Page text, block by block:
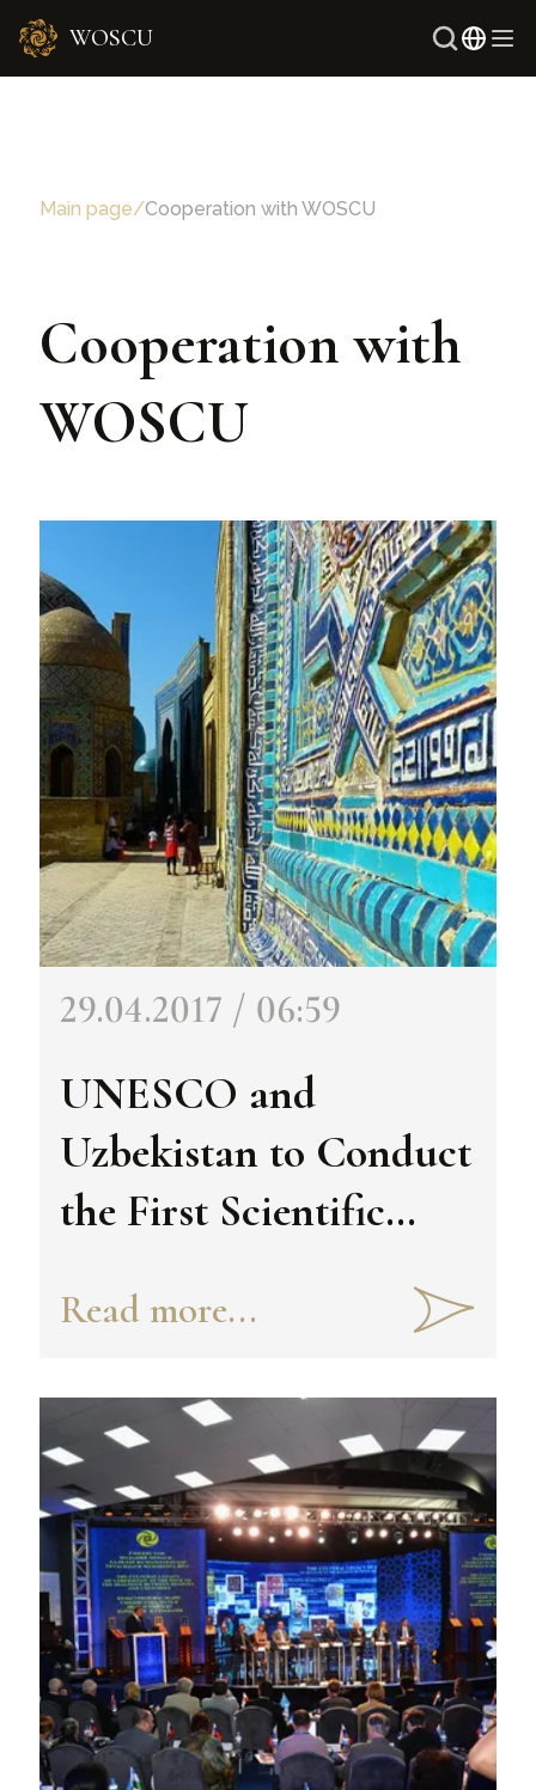
WOSCU
Main page/Cooperation with WOSCU
Cooperation with
WOSCU
29.04.2017 / 06:59
UNESCO and
Uzbekistan to Conduct
the First Scientific
Read more...